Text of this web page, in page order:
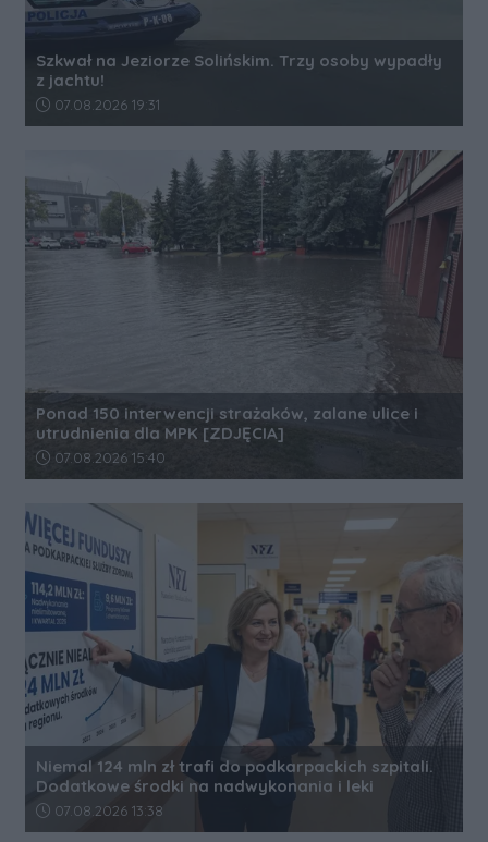
Szkwał na Jeziorze Solińskim. Trzy osoby wypadły
z jachtu!
Data dodania artykułu:
07.08.2026 19:31
Ponad 150 interwencji strażaków, zalane ulice i
utrudnienia dla MPK [ZDJĘCIA]
Data dodania artykułu:
07.08.2026 15:40
Niemal 124 mln zł trafi do podkarpackich szpitali.
Dodatkowe środki na nadwykonania i leki
Data dodania artykułu:
07.08.2026 13:38